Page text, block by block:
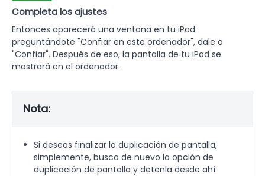
Completa los ajustes
Entonces aparecerá una ventana en tu iPad
preguntándote "Confiar en este ordenador", dale a
"Confiar". Después de eso, la pantalla de tu iPad se
mostrará en el ordenador.
Nota:
Si deseas finalizar la duplicación de pantalla,
simplemente, busca de nuevo la opción de
duplicación de pantalla y detenla desde ahí.